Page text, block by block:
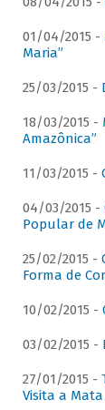
01/04/2015 -
Maria”
25/03/2015 -
18/03/2015 -
Amazônica”
11/03/2015 -
04/03/2015 -
Popular de
25/02/2015 -
Forma de
10/02/2015 -
03/02/2015 -
27/01/2015 -
Visita a